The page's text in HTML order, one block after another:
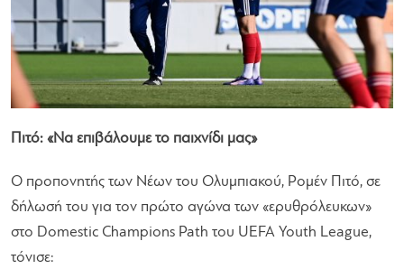
Πιτό: «Να επιβάλουμε το παιχνίδι μας»
Ο προπονητής των Νέων του Ολυμπιακού, Ρομέν Πιτό, σε
δήλωσή του για τον πρώτο αγώνα των «ερυθρόλευκων»
στο Domestic Champions Path του UEFA Youth League,
τόνισε: